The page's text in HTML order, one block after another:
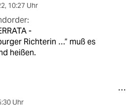
, 10:27 Uhr
-
Richterin …“ muß es
heißen.
Uhr